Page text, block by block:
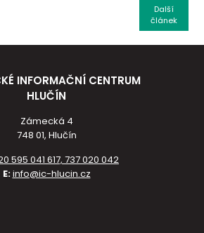
Další
článek
INFORMAČNÍ CENTRUM
HLUČÍN
Zámecká 4
748 01, Hlučín
595 041 617, 737 020 042
E:info@ic-hlucin.cz